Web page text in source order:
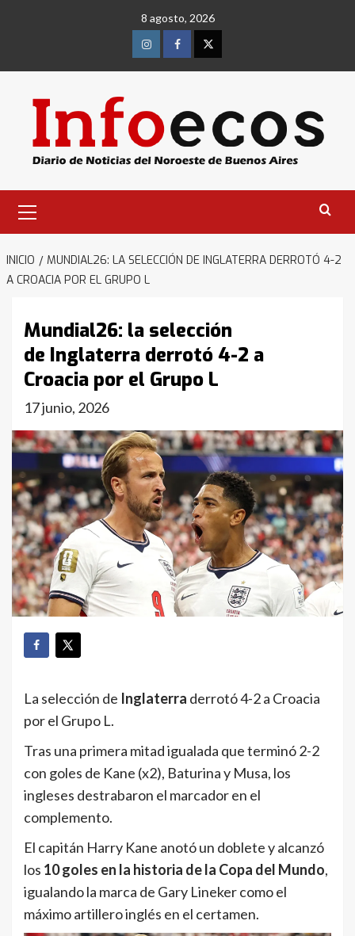
8 agosto, 2026
InstagramFacebookTwitter
primario
INICIO
MUNDIAL26: LA SELECCIÓN DE INGLATERRA DERROTÓ 4-2
A CROACIA POR EL GRUPO L
Mundial26: la selección
de Inglaterra derrotó 4-2 a
Croacia por el Grupo L
17 junio, 2026
La selección de Inglaterra derrotó 4-2 a Croacia
por el Grupo L.
Tras una primera mitad igualada que terminó 2-2
con goles de Kane (x2), Baturina y Musa, los
ingleses destrabaron el marcador en el
complemento.
El capitán Harry Kane anotó un doblete y alcanzó
los 10 goles en la historia de la Copa del Mundo,
igualando la marca de Gary Lineker como el
máximo artillero inglés en el certamen.